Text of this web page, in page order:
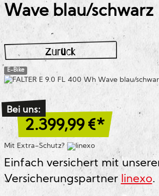
Wave blau/schwarz
Zurück
E-Bike
Bei uns:
2.399,99 €*
Mit Extra-Schutz?
Einfach versichert mit
Versicherungspartner linexo.